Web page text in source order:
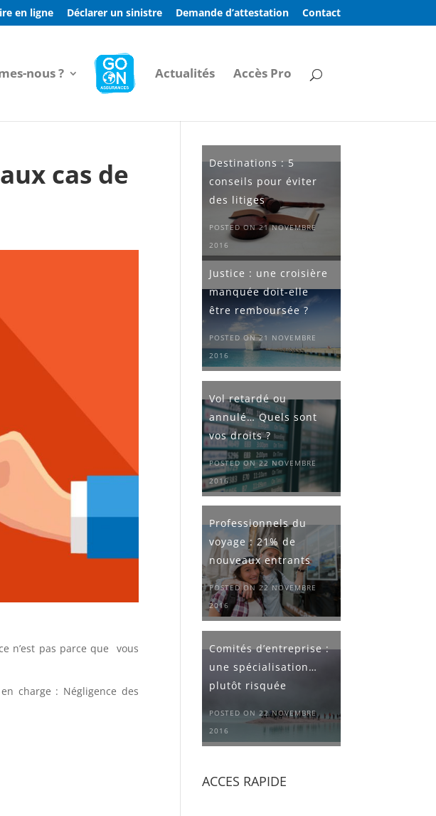
en ligne Déclarer un sinistre Demande d’attestation Contact
nous ? Actualités Accès Pro
cas de
n’est pas parce que vous
charge : Négligence des
Destinations : 5
conseils pour éviter
des litiges
POSTED ON 21 NOVEMBRE
2016
Justice : une croisière
manquée doit-elle
être remboursée ?
POSTED ON 21 NOVEMBRE
2016
Vol retardé ou
annulé… Quels sont
vos droits ?
POSTED ON 22 NOVEMBRE
2016
Professionnels du
voyage : 21% de
nouveaux entrants
POSTED ON 22 NOVEMBRE
2016
Comités d’entreprise :
une spécialisation…
plutôt risquée
POSTED ON 22 NOVEMBRE
2016
ACCES RAPIDE